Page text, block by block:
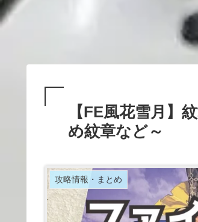
【FE風花雪月】
め紋章など～
攻略情報・まとめ